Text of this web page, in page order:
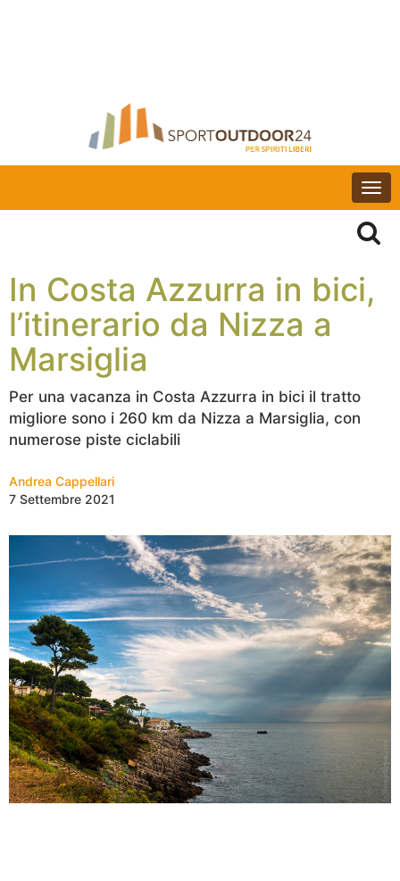
In Costa Azzurra in bici,
l’itinerario da Nizza a
Marsiglia
Per una vacanza in Costa Azzurra in bici il tratto
migliore sono i 260 km da Nizza a Marsiglia, con
numerose piste ciclabili
Andrea Cappellari
7 Settembre 2021